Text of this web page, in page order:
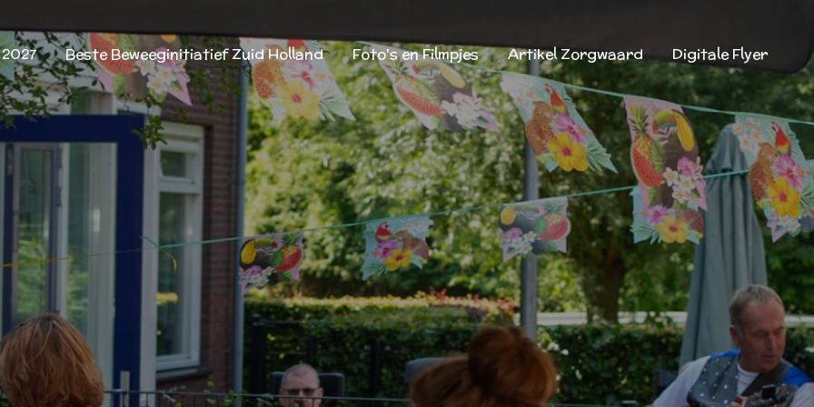
Beste Beweeginitiatief Zuid Holland Foto's en Filmpjes Artikel Zorgwaard Digitale Flyer